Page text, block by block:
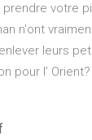
votre
n'ont
leurs
l’ Orient?